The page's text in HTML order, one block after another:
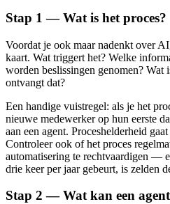
Stap 1 — Wat is het proces?
Voordat je ook maar nadenkt over
kaart. Wat triggert het? Welke
worden beslissingen genomen? Wat
ontvangt dat?
Een handige vuistregel: als je het
nieuwe medewerker op hun eerste
aan een agent. Proceshelderheid
Controleer ook of het proces
automatisering te rechtvaardigen —
drie keer per jaar gebeurt, is zelden
Stap 2 — Wat kan een